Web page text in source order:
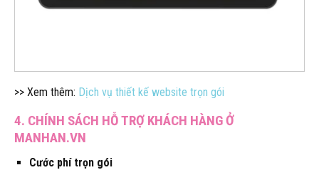
>> Xem thêm: Dịch vụ thiết kế website trọn gói
4. CHÍNH SÁCH HỖ TRỢ KHÁCH HÀNG Ở
MANHAN.VN
Cước phí trọn gói